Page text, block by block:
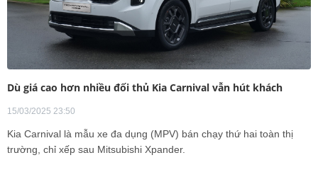
Dù giá cao hơn nhiều đối thủ Kia Carnival vẫn hút khách
15/03/2025 23:50
Kia Carnival là mẫu xe đa dụng (MPV) bán chạy thứ hai toàn thị
trường, chỉ xếp sau Mitsubishi Xpander.